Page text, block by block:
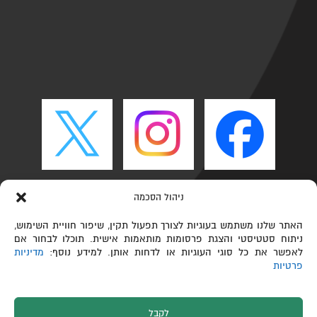
ניהול הסכמה
האתר שלנו משתמש בעוגיות לצורך תפעול תקין, שיפור חוויית השימוש,
ניתוח סטטיסטי והצגת פרסומות מותאמות אישית. תוכלו לבחור אם
לאפשר את כל סוגי העוגיות או לדחות אותן. למידע נוסף: מדיניות
פרטיות
לקבל